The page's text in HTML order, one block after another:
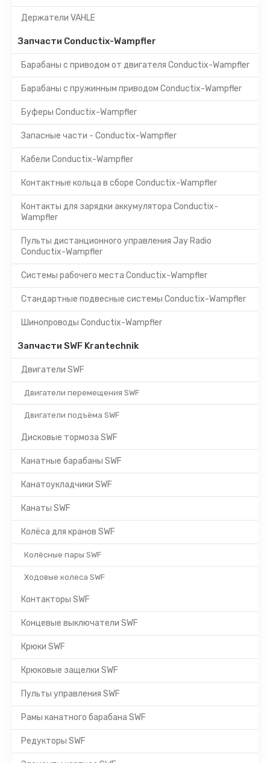
Держатели VAHLE
Запчасти Conductix-Wampfler
Барабаны с приводом от двигателя Conductix-Wampfler
Барабаны с пружинным приводом Conductix-Wampfler
Буферы Conductix-Wampfler
Запасные части - Conductix-Wampfler
Кабели Conductix-Wampfler
Контактные кольца в сборе Conductix-Wampfler
Контакты для зарядки аккумулятора Conductix-
Wampfler
Пульты дистанционного управления Jay Radio
Conductix-Wampfler
Системы рабочего места Conductix-Wampfler
Стандартные подвесные системы Conductix-Wampfler
Шинопроводы Conductix-Wampfler
Запчасти SWF Krantechnik
Двигатели SWF
Двигатели перемещения SWF
Двигатели подъёма SWF
Дисковые тормоза SWF
Канатные барабаны SWF
Канатоукладчики SWF
Канаты SWF
Колёса для кранов SWF
Колёсные пары SWF
Ходовые колеса SWF
Контакторы SWF
Концевые выключатели SWF
Крюки SWF
Крюковые защелки SWF
Пульты управления SWF
Рамы канатного барабана SWF
Редукторы SWF